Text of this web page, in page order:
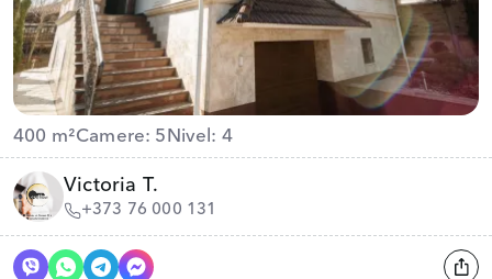
400 m²Camere: 5 Nivel: 4
Victoria T.
+373 76 000 131